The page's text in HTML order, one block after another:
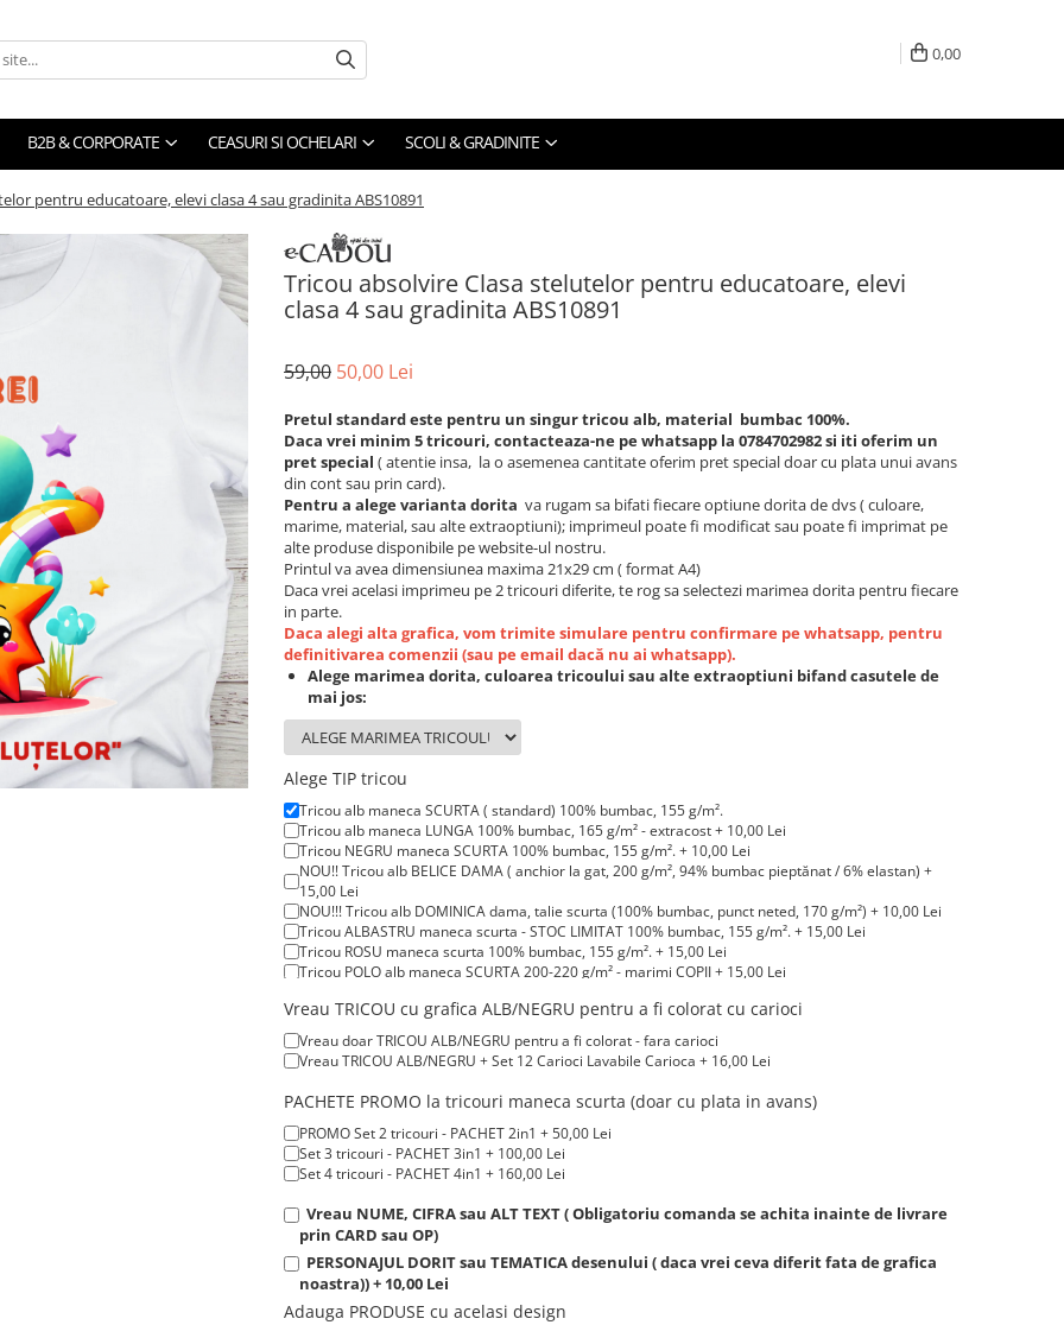
0,00
B2B & CORPORATE CEASURI SI OCHELARI SCOLI & GRADINITE
pentru educatoare, elevi clasa 4 sau gradinita ABS10891
Tricou absolvire Clasa stelutelor pentru educatoare, elevi
clasa 4 sau gradinita ABS10891
59,00 50,00 Lei
Pretul standard este pentru un singur tricou alb, material bumbac 100%.
Daca vrei minim 5 tricouri, contacteaza-ne pe whatsapp la 0784702982 si iti oferim un
pret special ( atentie insa, la o asemenea cantitate oferim pret special doar cu plata unui avans
din cont sau prin card).
Pentru a alege varianta dorita va rugam sa bifati fiecare optiune dorita de dvs ( culoare,
marime, material, sau alte extraoptiuni); imprimeul poate fi modificat sau poate fi imprimat pe
alte produse disponibile pe website-ul nostru.
Printul va avea dimensiunea maxima 21x29 cm ( format A4)
Daca vrei acelasi imprimeu pe 2 tricouri diferite, te rog sa selectezi marimea dorita pentru fiecare
in parte.
Daca alegi alta grafica, vom trimite simulare pentru confirmare pe whatsapp, pentru
definitivarea comenzii (sau pe email dacă nu ai whatsapp).
Alege marimea dorita, culoarea tricoului sau alte extraoptiuni bifand casutele de
mai jos:
Alege TIP tricou
Tricou alb maneca SCURTA ( standard) 100% bumbac, 155 g/m².
Tricou alb maneca LUNGA 100% bumbac, 165 g/m² - extracost + 10,00 Lei
Tricou NEGRU maneca SCURTA 100% bumbac, 155 g/m². + 10,00 Lei
NOU!! Tricou alb BELICE DAMA ( anchior la gat, 200 g/m², 94% bumbac pieptănat / 6% elastan) +
15,00 Lei
NOU!!! Tricou alb DOMINICA dama, talie scurta (100% bumbac, punct neted, 170 g/m²) + 10,00 Lei
Tricou ALBASTRU maneca scurta - STOC LIMITAT 100% bumbac, 155 g/m². + 15,00 Lei
Tricou ROSU maneca scurta 100% bumbac, 155 g/m². + 15,00 Lei
Tricou POLO alb maneca SCURTA 200-220 g/m² - marimi COPII + 15,00 Lei
Tricou ROSU maneca LUNGA ( STOC LIMITAT) 100% bumbac, 165 g/m² - extracost + 20,00 Lei
Vreau TRICOU cu grafica ALB/NEGRU pentru a fi colorat cu carioci
Vreau doar TRICOU ALB/NEGRU pentru a fi colorat - fara carioci
Vreau TRICOU ALB/NEGRU + Set 12 Carioci Lavabile Carioca + 16,00 Lei
PACHETE PROMO la tricouri maneca scurta (doar cu plata in avans)
PROMO Set 2 tricouri - PACHET 2in1 + 50,00 Lei
Set 3 tricouri - PACHET 3in1 + 100,00 Lei
Set 4 tricouri - PACHET 4in1 + 160,00 Lei
Vreau NUME, CIFRA sau ALT TEXT ( Obligatoriu comanda se achita inainte de livrare
prin CARD sau OP)
PERSONAJUL DORIT sau TEMATICA desenului ( daca vrei ceva diferit fata de grafica
noastra)) + 10,00 Lei
Adauga PRODUSE cu acelasi design